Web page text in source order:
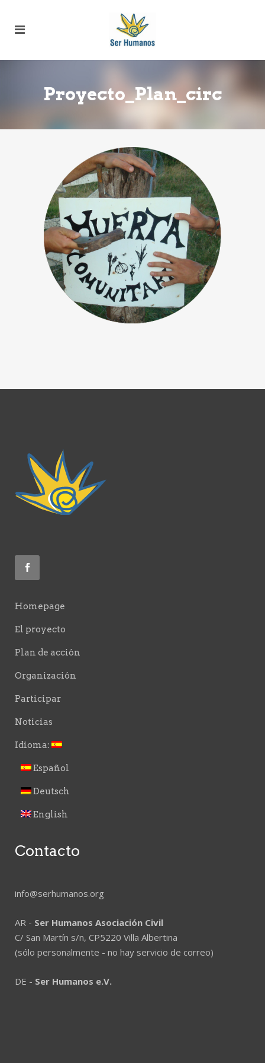
Proyecto_Plan_circ
Homepage
El proyecto
Plan de acción
Organización
Participar
Noticias
Idioma:
Español
Deutsch
English
Contacto
info@serhumanos.org
AR - Ser Humanos Asociación Civil
C/ San Martín s/n, CP5220 Villa Albertina
(sólo personalmente - no hay servicio de correo)
DE - Ser Humanos e.V.